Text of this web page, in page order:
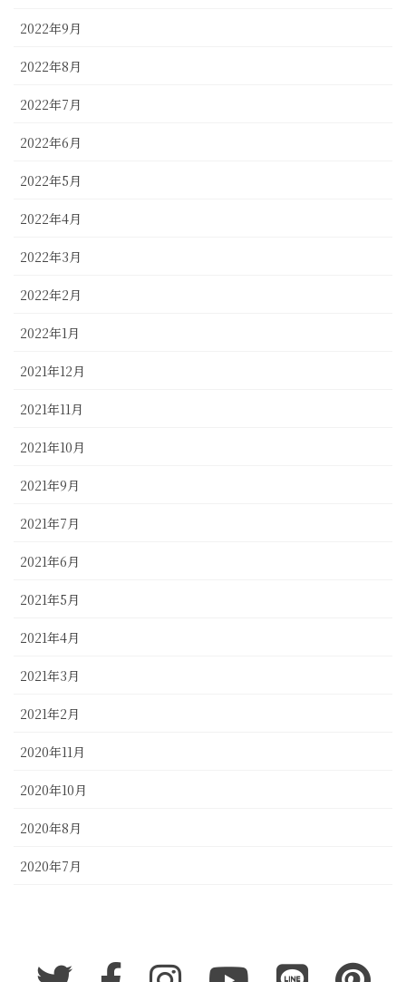
2022年9月
2022年8月
2022年7月
2022年6月
2022年5月
2022年4月
2022年3月
2022年2月
2022年1月
2021年12月
2021年11月
2021年10月
2021年9月
2021年7月
2021年6月
2021年5月
2021年4月
2021年3月
2021年2月
2020年11月
2020年10月
2020年8月
2020年7月